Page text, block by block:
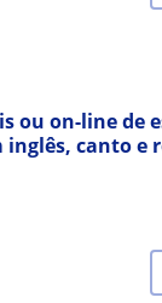
ou on-line de
inglês, canto e